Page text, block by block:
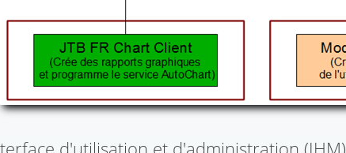
d'utilisation et d'administration (IHM)